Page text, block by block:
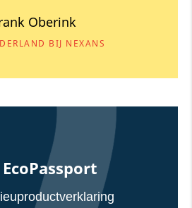
Oberink
BIJ NEXANS
EcoPassport